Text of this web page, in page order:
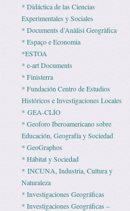
* Didáctica de las Ciencias
Experimentales y Sociales
* Documents d’Anàlisi Geogràfica
* Espaço e Economia
*ESTOA
* e-art Documents
* Finisterra
* Fundación Centro de Estudios
Históricos e Investigaciones Locales
* GEA-CLÍO
* Geoforo Iberoamericano sobre
Educación, Geografía y Sociedad
* GeoGraphos
* Hábitat y Sociedad
* INCUNA, Industria, Cultura y
Naturaleza
* Investigaciones Geográficas
* Investigaciones Geográficas –